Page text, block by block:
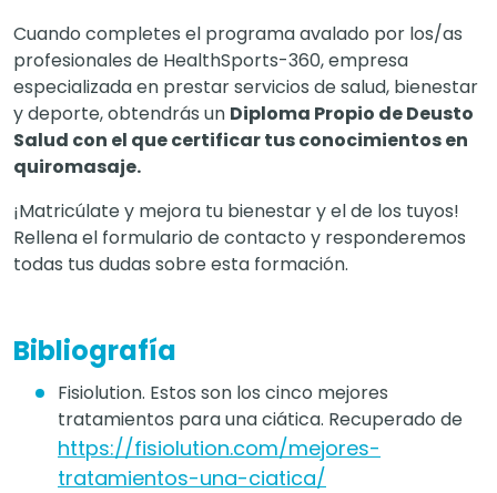
Cuando completes el programa avalado por los/as
profesionales de HealthSports-360, empresa
especializada en prestar servicios de salud, bienestar
y deporte, obtendrás un Diploma Propio de Deusto
Salud con el que certificar tus conocimientos en
quiromasaje.
¡Matricúlate y mejora tu bienestar y el de los tuyos!
Rellena el formulario de contacto y responderemos
todas tus dudas sobre esta formación.
Bibliografía
Fisiolution. Estos son los cinco mejores
tratamientos para una ciática. Recuperado de
https://fisiolution.com/mejores-
tratamientos-una-ciatica/